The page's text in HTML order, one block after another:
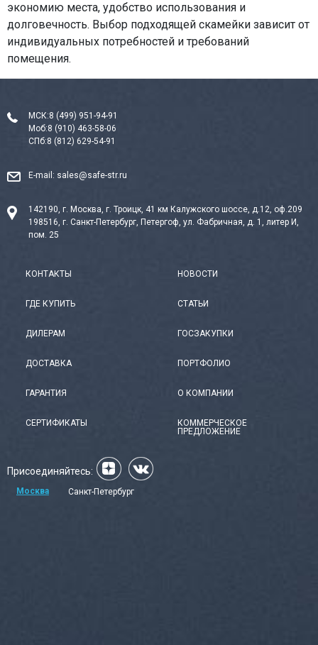
экономию места, удобство использования и
долговечность. Выбор подходящей скамейки зависит от
индивидуальных потребностей и требований
помещения.
МСК:8 (499) 951-94-91
Моб:8 (910) 463-58-06
СПб:8 (812) 629-54-91
E-mail: sales@safe-str.ru
142190, г. Москва, г. Троицк, 41 км Калужского шоссе, д.12, оф.209
198516, г. Санкт-Петербург, Петергоф, ул. Фабричная, д. 1, литер И,
пом. 25
КОНТАКТЫ
ГДЕ КУПИТЬ
ДИЛЕРАМ
ДОСТАВКА
ГАРАНТИЯ
СЕРТИФИКАТЫ
НОВОСТИ
СТАТЬИ
ГОСЗАКУПКИ
ПОРТФОЛИО
О КОМПАНИИ
КОММЕРЧЕСКОЕ
ПРЕДЛОЖЕНИЕ
Присоединяйтесь:
Москва Санкт-Петербург